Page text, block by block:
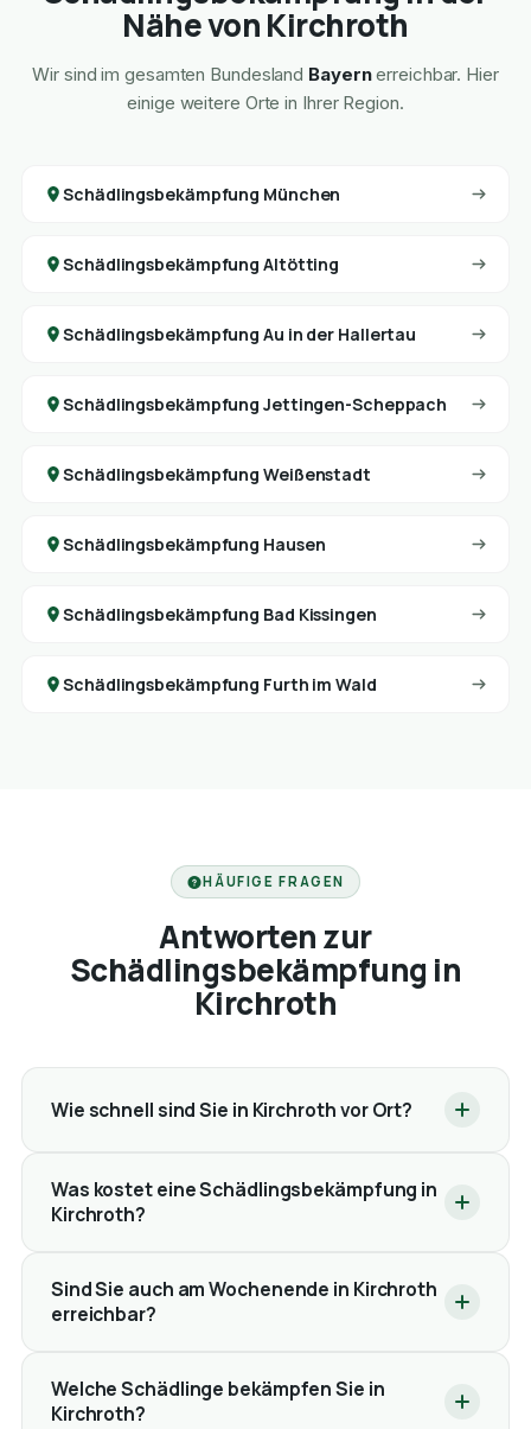
Nähe von Kirchroth
Wir sind im gesamten Bundesland Bayernerreichbar. Hier
einige weitere Orte in Ihrer Region.
Schädlingsbekämpfung München
Schädlingsbekämpfung Altötting
Schädlingsbekämpfung Au in der Hallertau
Schädlingsbekämpfung Jettingen-Scheppach
Schädlingsbekämpfung Weißenstadt
Schädlingsbekämpfung Hausen
Schädlingsbekämpfung Bad Kissingen
Schädlingsbekämpfung Furth im Wald
HÄUFIGE FRAGEN
Antworten zur
Schädlingsbekämpfung in
Kirchroth
Wie schnell sind Sie in Kirchroth vor Ort?
Was kostet eine Schädlingsbekämpfung in
Kirchroth?
Sind Sie auch am Wochenende in Kirchroth
erreichbar?
Welche Schädlinge bekämpfen Sie in
Kirchroth?